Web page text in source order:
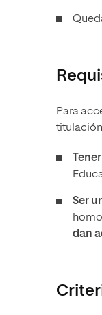
Para
titulación
Ser
dan